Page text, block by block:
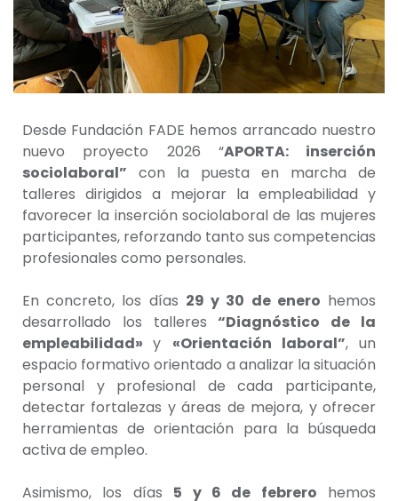
Desde Fundación FADE hemos arrancado nuestro
nuevo proyecto 2026 “APORTA: inserción
sociolaboral” con la puesta en marcha de
talleres dirigidos a mejorar la empleabilidad y
favorecer la inserción sociolaboral de las mujeres
participantes, reforzando tanto sus competencias
profesionales como personales.
En concreto, los días 29 y 30 de enero hemos
desarrollado los talleres“Diagnóstico de la
empleabilidad»y «Orientación laboral”, un
espacio formativo orientado a analizar la situación
personal y profesional de cada participante,
detectar fortalezas y áreas de mejora, y ofrecer
herramientas de orientación para la búsqueda
activa de empleo.
Asimismo, los días 5 y 6 de febrero hemos